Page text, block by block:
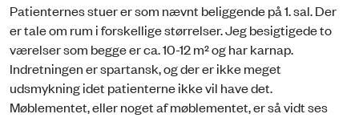
Patienternes stuer er som nævnt beliggende på 1. sal. Der
er tale om rum i forskellige størrelser. Jeg besigtigede to
værelser som begge er ca. 10-12 m² og har karnap.
Indretningen er spartansk, og der er ikke meget
udsmykning idet patienterne ikke vil have det.
Møblementet, eller noget af møblementet, er så vidt ses